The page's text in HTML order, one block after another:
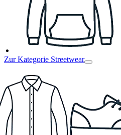
Zur Kategorie Streetwear